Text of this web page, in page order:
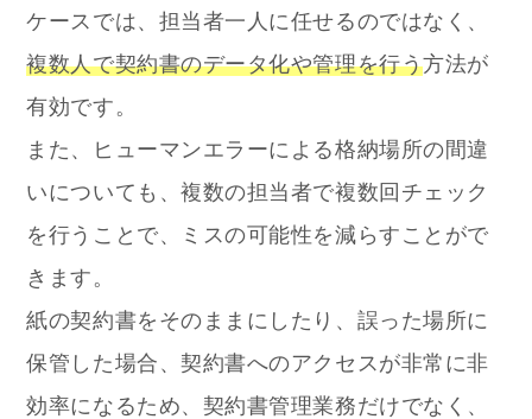
ケースでは、担当者一人に任せるのではなく、
複数人で契約書のデータ化や管理を行う方法が
有効です。
また、ヒューマンエラーによる格納場所の間違
いについても、複数の担当者で複数回チェック
を行うことで、ミスの可能性を減らすことがで
きます。
紙の契約書をそのままにしたり、誤った場所に
保管した場合、契約書へのアクセスが非常に非
効率になるため、契約書管理業務だけでなく、